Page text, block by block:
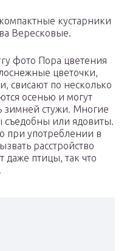
кустарники
Вересковые.
фото Пора цветения
цветочки,
свисают по несколько
осенью и могут
зимней стужи. Многие
съедобны или ядовиты.
при употреблении в
расстройство
даже птицы, так что